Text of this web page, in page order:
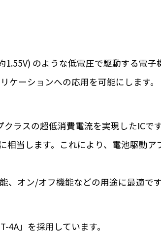
のような低電圧で駆動する電子
ーションへの応用を可能にします。
ラスの超低消費電流を実現したICです
当します。これにより、電池駆動
オン/オフ機能などの用途に最適です
」を採用しています。